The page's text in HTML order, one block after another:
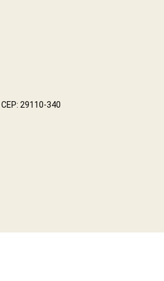
29110-340